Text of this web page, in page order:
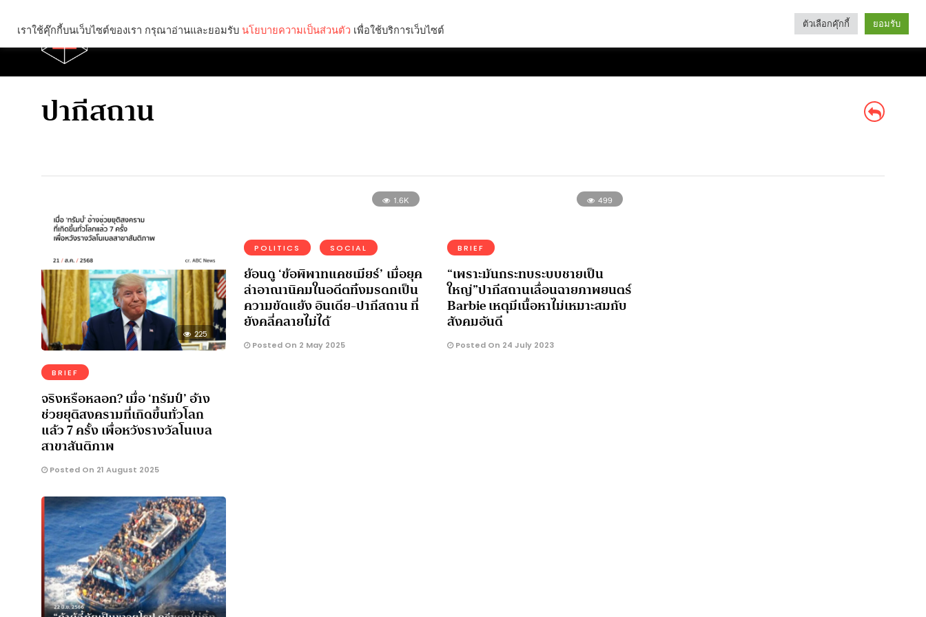
Categories
ปากีสถาน
225
BRIEF
จริงหรือหลอก? เมื่อ ‘ทรัมป์’ อ้าง
ช่วยยุติสงครามที่เกิดขึ้นทั่วโลก
แล้ว 7 ครั้ง เพื่อหวังรางวัลโนเบล
สาขาสันติภาพ
Posted On 21 August 2025
1.6K
POLITICS SOCIAL
ย้อนดู ‘ข้อพิพาทแคชเมียร์’ เมื่อยุค
ล่าอาณานิคมในอดีตทิ้งมรดกเป็น
ความขัดแย้ง อินเดีย-ปากีสถาน ที่
ยังคลี่คลายไม่ได้
Posted On 2 May 2025
499
BRIEF
“เพราะมันกระทบระบบชายเป็น
ใหญ่”ปากีสถานเลื่อนฉายภาพยนตร์
Barbie เหตุมีเนื้อหาไม่เหมาะสมกับ
สังคมอันดี
Posted On 24 July 2023
เราใช้คุ๊กกี้บนเว็บไซต์ของเรา กรุณาอ่านและยอมรับ นโยบายความเป็นส่วนตัว เพื่อใช้บริการเว็บไซต์ ตัวเลือกคุ๊กกี้ ยอมรับ